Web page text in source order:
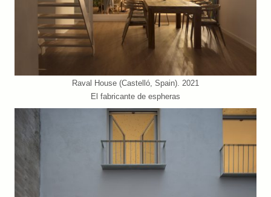
Raval House (Castelló, Spain). 2021
El fabricante de espheras